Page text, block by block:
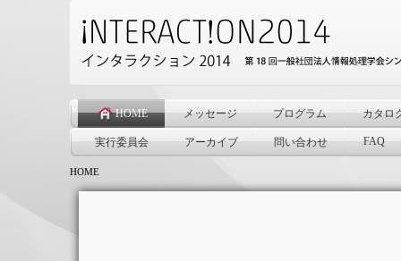
HOME メッセージ プログラム カタロ
実行委員会 アーカイブ 問い合わせ FAQ
HOME